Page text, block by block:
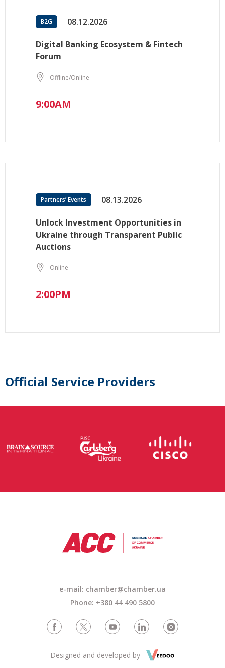
B2G 08.12.2026
Digital Banking Ecosystem & Fintech
Forum
Offline/Online
9:00AM
Partners’ Events 08.13.2026
Unlock Investment Opportunities in
Ukraine through Transparent Public
Auctions
Online
2:00PM
Official Service Providers
e-mail: chamber@chamber.ua
Phone: +380 44 490 5800
Designed and developed by